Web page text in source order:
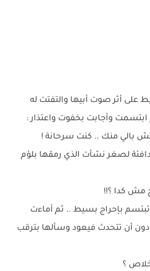
على أثر صوت أبيها والتفتت له
وأجابت بخفوت واعتذار :
بالي منك .. كنت سرحانة !
لصغر نشأت الذي رمقها بلؤم
مش كدا ؟!!
بإحراج بسيط .. ثم أماءت
أن تتحدث فيعود وسألها بترقب
خلاص ؟